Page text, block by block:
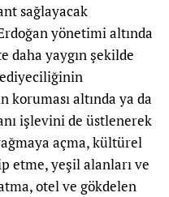
sağlayacak
yönetimi altında
daha yaygın şekilde
altında ya da
işlevini de üstlenerek
açma, kültürel
etme, yeşil alanları ve
otel ve gökdelen